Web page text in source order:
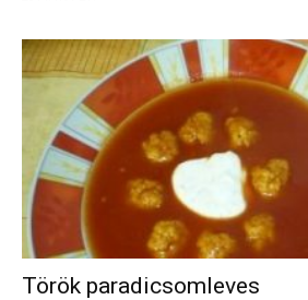
Török paradicsomleves